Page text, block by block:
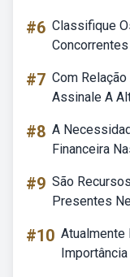
#6 Classifique
#7 Com
Assinale A
#8 A
Financeira
#9 São
Presentes
#10 Atualmente